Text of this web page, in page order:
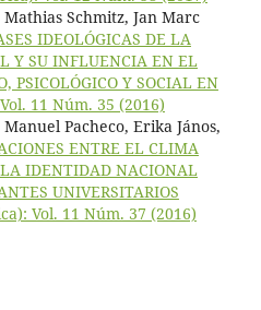
Mathias Schmitz, Jan Marc
IDEOLÓGICAS DE LA
Y SU INFLUENCIA EN EL
PSICOLÓGICO Y SOCIAL EN
11 Núm. 35 (2016)
Pacheco, Erika János,
ENTRE EL CLIMA
IDENTIDAD NACIONAL
UNIVERSITARIOS
Vol. 11 Núm. 37 (2016)